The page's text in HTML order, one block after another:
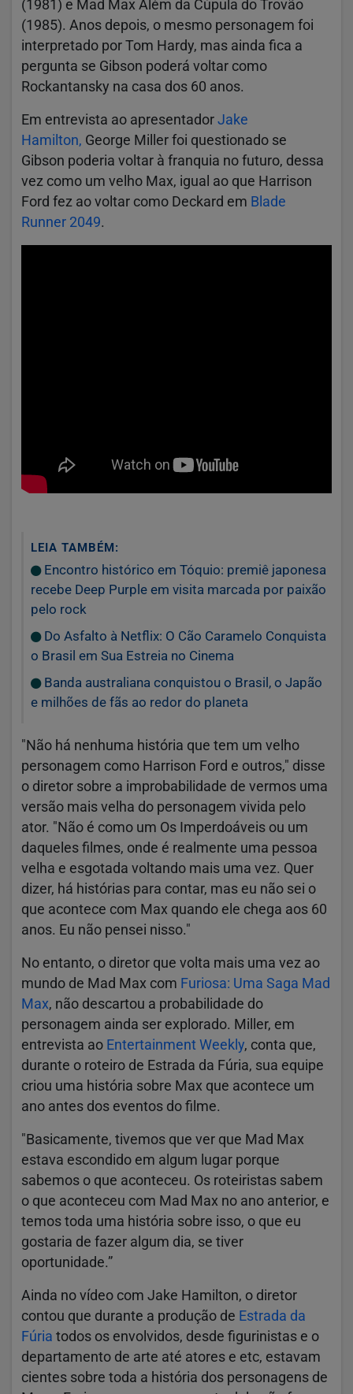
(1981) e Mad Max Além da Cúpula do Trovão
(1985). Anos depois, o mesmo personagem foi
interpretado por Tom Hardy, mas ainda fica a
pergunta se Gibson poderá voltar como
Rockantansky na casa dos 60 anos.
Em entrevista ao apresentador Jake
Hamilton, George Miller foi questionado se
Gibson poderia voltar à franquia no futuro, dessa
vez como um velho Max, igual ao que Harrison
Ford fez ao voltar como Deckard em Blade
Runner 2049.
LEIA TAMBÉM:
Encontro histórico em Tóquio: premiê japonesa
recebe Deep Purple em visita marcada por paixão
pelo rock
Do Asfalto à Netflix: O Cão Caramelo Conquista
o Brasil em Sua Estreia no Cinema
Banda australiana conquistou o Brasil, o Japão
e milhões de fãs ao redor do planeta
"Não há nenhuma história que tem um velho
personagem como Harrison Ford e outros," disse
o diretor sobre a improbabilidade de vermos uma
versão mais velha do personagem vivida pelo
ator. "Não é como um Os Imperdoáveis ou um
daqueles filmes, onde é realmente uma pessoa
velha e esgotada voltando mais uma vez. Quer
dizer, há histórias para contar, mas eu não sei o
que acontece com Max quando ele chega aos 60
anos. Eu não pensei nisso."
No entanto, o diretor que volta mais uma vez ao
mundo de Mad Max com Furiosa: Uma Saga Mad
Max, não descartou a probabilidade do
personagem ainda ser explorado. Miller, em
entrevista ao Entertainment Weekly, conta que,
durante o roteiro de Estrada da Fúria, sua equipe
criou uma história sobre Max que acontece um
ano antes dos eventos do filme.
"Basicamente, tivemos que ver que Mad Max
estava escondido em algum lugar porque
sabemos o que aconteceu. Os roteiristas sabem
o que aconteceu com Mad Max no ano anterior, e
temos toda uma história sobre isso, o que eu
gostaria de fazer algum dia, se tiver
oportunidade.”
Ainda no vídeo com Jake Hamilton, o diretor
contou que durante a produção de Estrada da
Fúria todos os envolvidos, desde figurinistas e o
departamento de arte até atores e etc, estavam
cientes sobre toda a história dos personagens de